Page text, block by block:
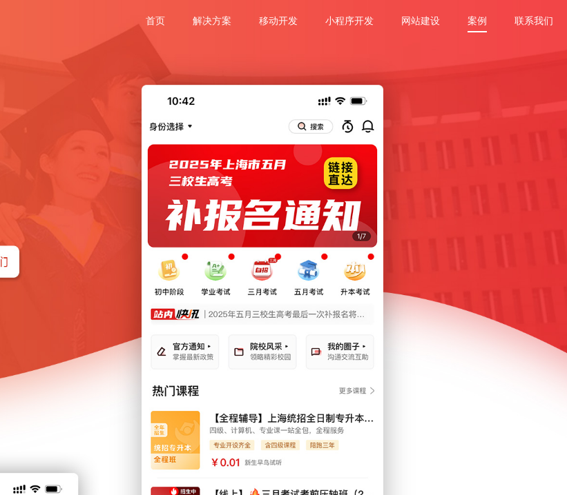
首页 解决方案 移动开发 小程序开发 网站建设 案例 联系我们